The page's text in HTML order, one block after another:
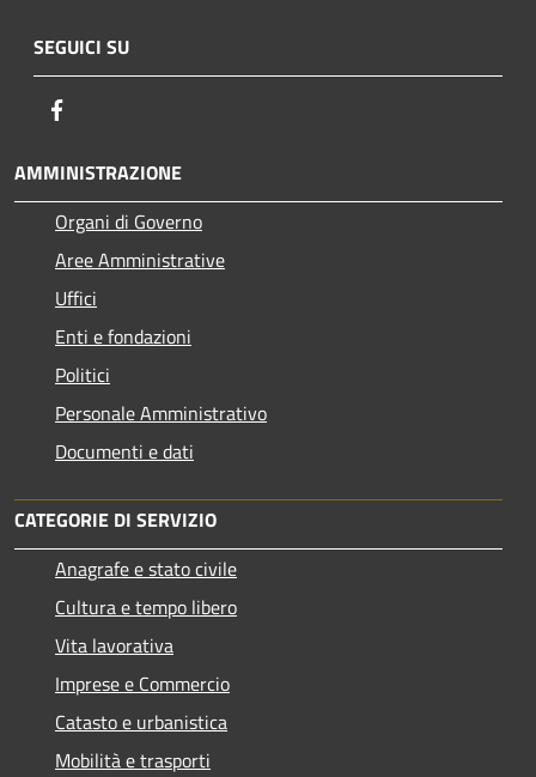
SEGUICI SU
AMMINISTRAZIONE
Organi di Governo
Aree Amministrative
Uffici
Enti e fondazioni
Politici
Personale Amministrativo
Documenti e dati
CATEGORIE DI SERVIZIO
Anagrafe e stato civile
Cultura e tempo libero
Vita lavorativa
Imprese e Commercio
Catasto e urbanistica
Mobilità e trasporti